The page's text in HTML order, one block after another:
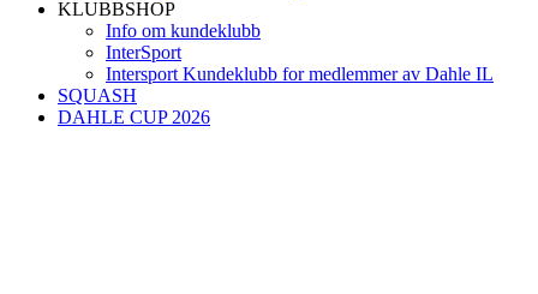
KLUBBSHOP
Info om kundeklubb
InterSport
Intersport Kundeklubb for medlemmer av Dahle IL
SQUASH
DAHLE CUP 2026